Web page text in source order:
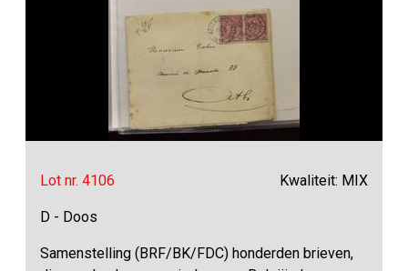
Lot nr. 4106 Kwaliteit: MIX
D - Doos
Samenstelling (BRF/BK/FDC) honderden brieven,